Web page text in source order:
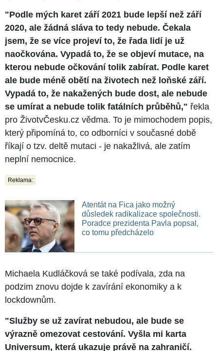
"Podle mých karet září 2021 bude lepší než září
2020, ale žádná sláva to tedy nebude. Čekala
jsem, že se více projeví to, že řada lidí je už
naočkována. Vypadá to, že se objeví mutace, na
kterou nebude očkování tolik zabírat. Podle karet
ale bude méně obětí na životech než loňské září.
Vypadá to, že nakažených bude dost, ale nebude
se umírat a nebude tolik fatálních průběhů," řekla
pro ŽivotvČesku.cz vědma. To je mimochodem popis,
který připomíná to, co odborníci v současné době
říkají o tzv. deltě mutaci - je nakažlivá, ale zatím
neplní nemocnice.
Reklama:
Atentát na Fica jako možný
důsledek radikalizace společnosti.
Poradce prezidenta Pavla popsal,
co tomu předcházelo
Michaela Kudláčková se také podívala, zda na
podzim znovu dojde k zavírání ekonomiky a k
lockdownům.
"Služby se už zavírat nebudou, ale bude se
výrazně omezovat cestování. Vyšla mi karta
Universum, která ukazuje právě na zahraničí.